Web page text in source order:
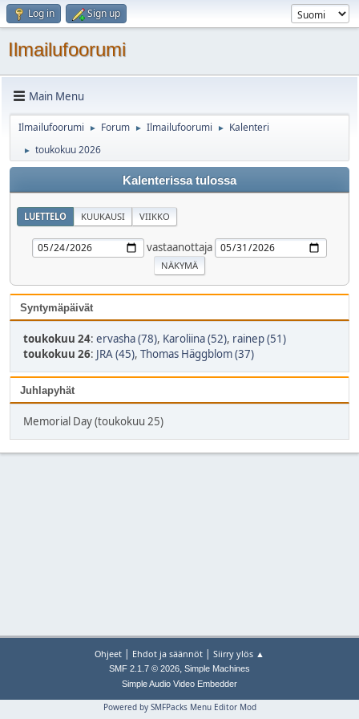
Log in Sign up
Ilmailufoorumi
Main Menu
Ilmailufoorumi ► Forum ► Ilmailufoorumi ► Kalenteri
► toukokuu 2026
Kalenterissa tulossa
LUETTELO KUUKAUSI VIIKKO
vastaanottaja
Syntymäpäivät
toukokuu 24: ervasha (78), Karoliina (52), rainep (51)
toukokuu 26: JRA (45), Thomas Häggblom (37)
Juhlapyhät
Memorial Day (toukokuu 25)
Ohjeet | Ehdot ja säännöt | Siirry ylös ▲
SMF 2.1.7 © 2026, Simple Machines
Simple Audio Video Embedder
Powered by SMFPacks Menu Editor Mod